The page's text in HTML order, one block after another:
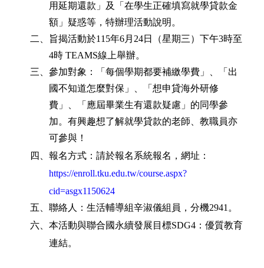
用延期還款」及「在學生正確填寫就學貸款金
額」疑惑等，特辦理活動說明。
二、旨揭活動於115年6月 24日（星期三）下午3時至
4時 TEAMS線上舉辦。
三、參加對象：「每個學期都要補繳學費」、「出
國不知道怎麼對保」、「想申貸海外研修
費」、「應屆畢業生有還款疑慮」的同學參
加。有興趣想了解就學貸款的老師、教職員亦
可參與！
四、報名方式：請於報名系統報名，網址：
https://enroll.tku.edu.tw/course.aspx?
cid=asgx1150624
五、聯絡人：生活輔導組辛淑儀組員，分機2941 。
六、本活動與聯合國永續發展目標SDG4： 優質教育
連結。